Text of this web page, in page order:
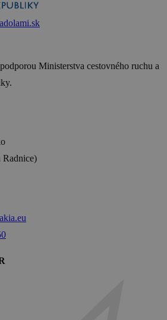
Ministerstva cestovného ruchu a
Radnice)